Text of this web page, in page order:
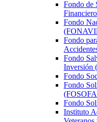
Fondo de
Fondo
Fondo
Fondo
Inversión
Fondo
Fondo
Fondo
Instituto